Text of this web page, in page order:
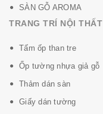
SÀN GỖ AROMA
TRANG TRÍ NỘI THẤT
Tấm ốp than tre
Ốp tường nhựa giả gỗ
Thảm dán sàn
Giấy dán tường